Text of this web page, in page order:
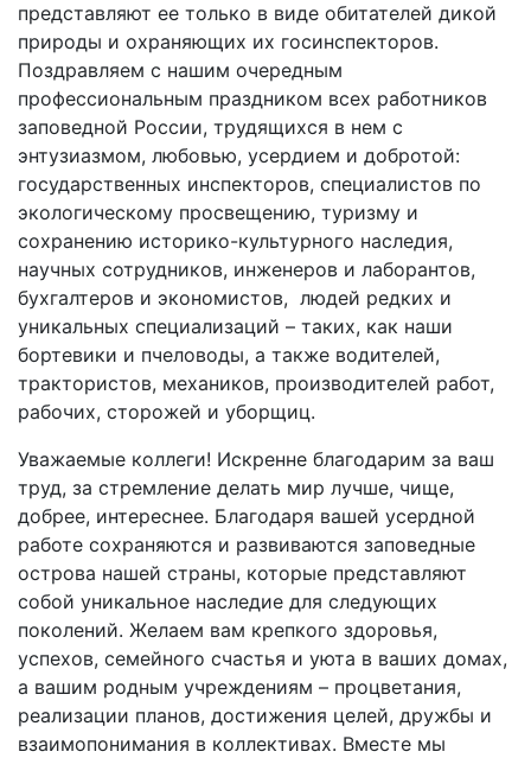
представляют ее только в виде обитателей дикой
природы и охраняющих их госинспекторов.
Поздравляем с нашим очередным
профессиональным праздником всех работников
заповедной России, трудящихся в нем с
энтузиазмом, любовью, усердием и добротой:
государственных инспекторов, специалистов по
экологическому просвещению, туризму и
сохранению историко-культурного наследия,
научных сотрудников, инженеров и лаборантов,
бухгалтеров и экономистов, людей редких и
уникальных специализаций – таких, как наши
бортевики и пчеловоды, а также водителей,
трактористов, механиков, производителей работ,
рабочих, сторожей и уборщиц.
Уважаемые коллеги! Искренне благодарим за ваш
труд, за стремление делать мир лучше, чище,
добрее, интереснее. Благодаря вашей усердной
работе сохраняются и развиваются заповедные
острова нашей страны, которые представляют
собой уникальное наследие для следующих
поколений. Желаем вам крепкого здоровья,
успехов, семейного счастья и уюта в ваших домах,
а вашим родным учреждениям – процветания,
реализации планов, достижения целей, дружбы и
взаимопонимания в коллективах. Вместе мы